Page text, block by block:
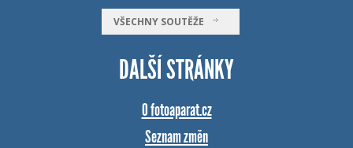
VŠECHNY SOUTĚŽE
DALŠÍ STRÁNKY
O fotoaparat.cz
Seznam změn